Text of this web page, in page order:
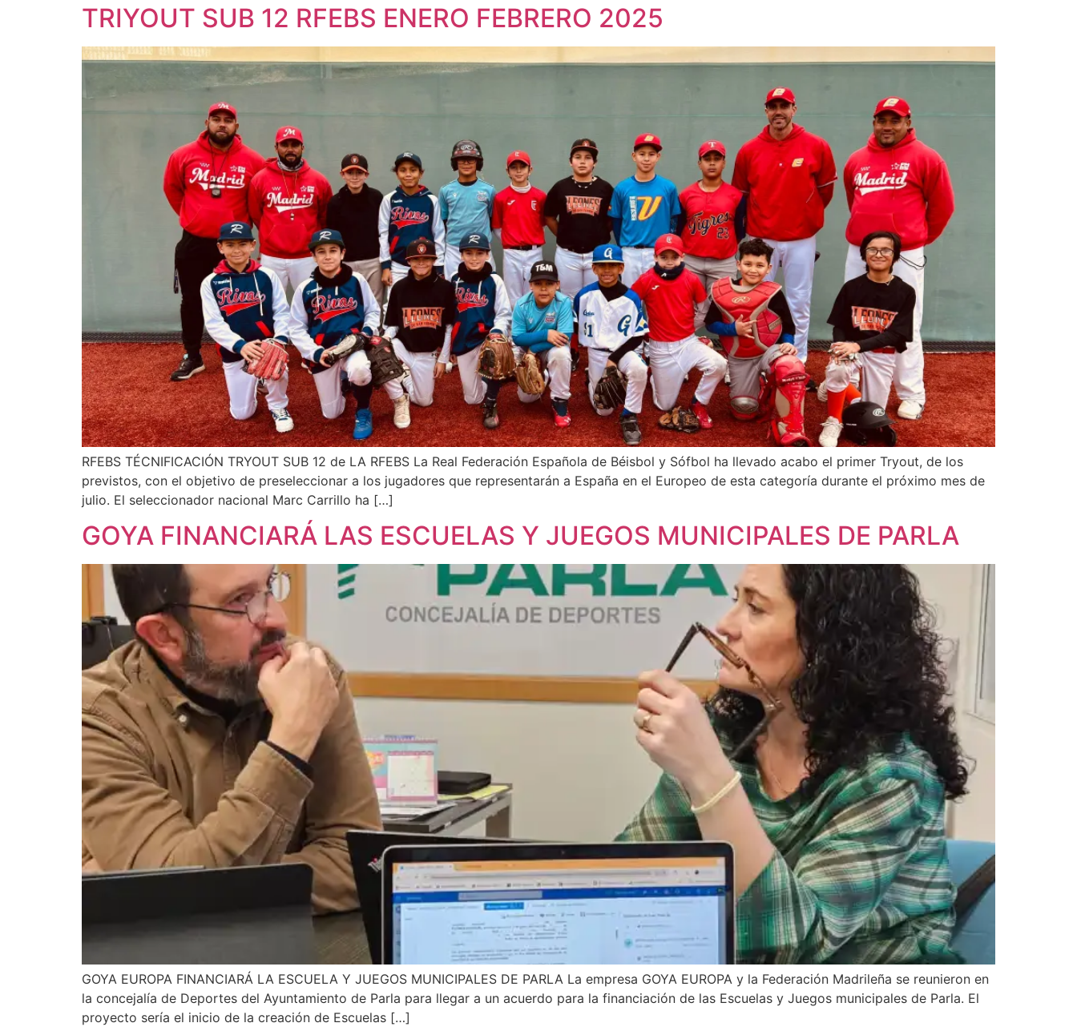
TRIYOUT SUB 12 RFEBS ENERO FEBRERO 2025
RFEBS TÉCNIFICACIÓN TRYOUT SUB 12 de LA RFEBS La Real Federación Española de Béisbol y Sófbol ha llevado acabo el primer Tryout, de los
previstos, con el objetivo de preseleccionar a los jugadores que representarán a España en el Europeo de esta categoría durante el próximo mes de
julio. El seleccionador nacional Marc Carrillo ha […]
GOYA FINANCIARÁ LAS ESCUELAS Y JUEGOS MUNICIPALES DE PARLA
GOYA EUROPA FINANCIARÁ LA ESCUELA Y JUEGOS MUNICIPALES DE PARLA La empresa GOYA EUROPA y la Federación Madrileña se reunieron en
la concejalía de Deportes del Ayuntamiento de Parla para llegar a un acuerdo para la financiación de las Escuelas y Juegos municipales de Parla. El
proyecto sería el inicio de la creación de Escuelas […]